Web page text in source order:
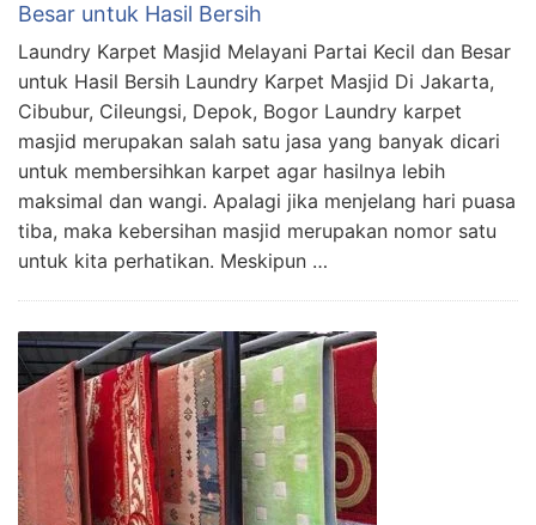
Besar untuk Hasil Bersih
Laundry Karpet Masjid Melayani Partai Kecil dan Besar
untuk Hasil Bersih Laundry Karpet Masjid Di Jakarta,
Cibubur, Cileungsi, Depok, Bogor Laundry karpet
masjid merupakan salah satu jasa yang banyak dicari
untuk membersihkan karpet agar hasilnya lebih
maksimal dan wangi. Apalagi jika menjelang hari puasa
tiba, maka kebersihan masjid merupakan nomor satu
untuk kita perhatikan. Meskipun …